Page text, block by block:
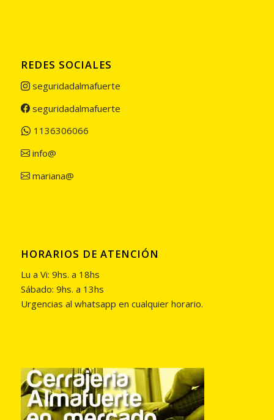
REDES SOCIALES
seguridadalmafuerte
seguridadalmafuerte
1136306066
info@
mariana@
HORARIOS DE ATENCIÓN
Lu a Vi: 9hs. a 18hs
Sábado: 9hs. a 13hs
Urgencias al whatsapp en cualquier horario.